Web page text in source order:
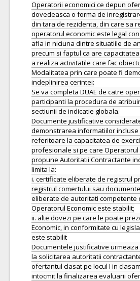
Operatorii economici ce depun
dovedeasca o forma de
din tara de rezidenta, din care sa
operatorul economic este legal
afla in niciuna dintre situatiile de
precum si faptul ca are
a realiza activitatile care fac
Modalitatea prin care poate fi
indeplinirea cerintei:
Se va completa DUAE de catre
participanti la procedura de
sectiunii de indicatie globala.
Documente justificative
demonstrarea informatiilor incluse
referitoare la capacitatea de
profesionale si pe care Operatorul
propune Autoritatii Contractante
limita la:
i. certificate eliberate de registrul
registrul comertului sau
eliberate de autoritati competente
Operatorul Economic este stabilit;
ii. alte dovezi pe care le poate
Economic, in conformitate cu
este stabilit
Documentele justificative
la solicitarea autoritatii
ofertantul clasat pe locul I in
intocmit la finalizarea evaluarii